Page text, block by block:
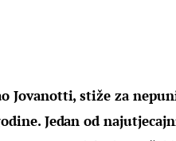
Jovanotti, stiže za
Jedan od